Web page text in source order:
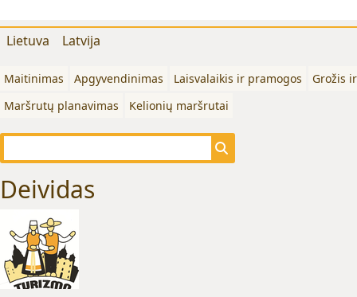
Lietuva Latvija
Maitinimas Apgyvendinimas Laisvalaikis ir pramogos
Grožis
Maršrutų planavimas
Kelionių maršrutai
Deividas